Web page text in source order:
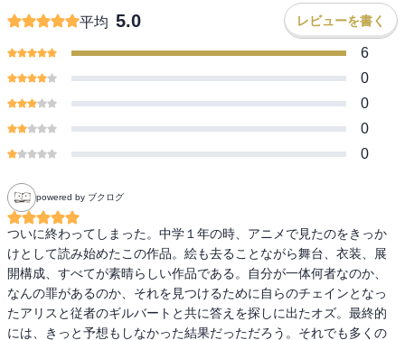
平均 5.0 レビューを書く
6
0
0
0
0
powered by ブクログ
ついに終わってしまった。中学１年の時、アニメで見たのをきっか
けとして読み始めたこの作品。絵も去ることながら舞台、衣装、展
開構成、すべてが素晴らしい作品である。自分が一体何者なのか、
なんの罪があるのか、それを見つけるために自らのチェインとなっ
たアリスと従者のギルバートと共に答えを探しに出たオズ。最終的
には、きっと予想もしなかった結果だっただろう。それでも多くの